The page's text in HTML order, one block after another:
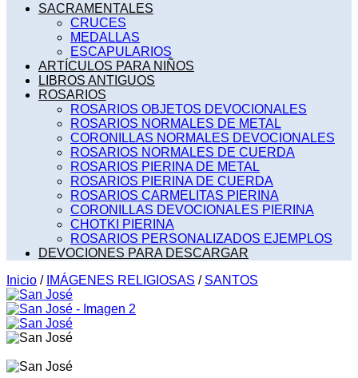
SACRAMENTALES
CRUCES
MEDALLAS
ESCAPULARIOS
ARTÍCULOS PARA NIÑOS
LIBROS ANTIGUOS
ROSARIOS
ROSARIOS OBJETOS DEVOCIONALES
ROSARIOS NORMALES DE METAL
CORONILLAS NORMALES DEVOCIONALES
ROSARIOS NORMALES DE CUERDA
ROSARIOS PIERINA DE METAL
ROSARIOS PIERINA DE CUERDA
ROSARIOS CARMELITAS PIERINA
CORONILLAS DEVOCIONALES PIERINA
CHOTKI PIERINA
ROSARIOS PERSONALIZADOS EJEMPLOS
DEVOCIONES PARA DESCARGAR
Inicio / IMÁGENES RELIGIOSAS / SANTOS